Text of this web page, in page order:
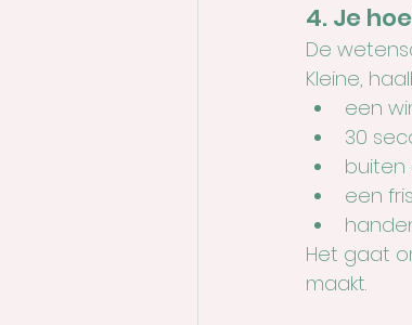
4. Je
De
Kleine,
een
30
een
Het gaat
maakt.